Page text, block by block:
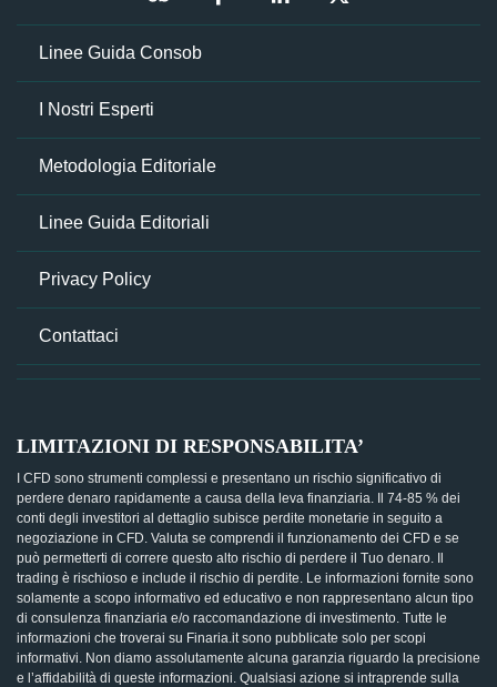
Linee Guida Consob
I Nostri Esperti
Metodologia Editoriale
Linee Guida Editoriali
Privacy Policy
Contattaci
LIMITAZIONI DI RESPONSABILITA’
I CFD sono strumenti complessi e presentano un rischio significativo di
perdere denaro rapidamente a causa della leva finanziaria. Il 74-85 % dei
conti degli investitori al dettaglio subisce perdite monetarie in seguito a
negoziazione in CFD. Valuta se comprendi il funzionamento dei CFD e se
può permetterti di correre questo alto rischio di perdere il Tuo denaro. Il
trading è rischioso e include il rischio di perdite. Le informazioni fornite sono
solamente a scopo informativo ed educativo e non rappresentano alcun tipo
di consulenza finanziaria e/o raccomandazione di investimento. Tutte le
informazioni che troverai su Finaria.it sono pubblicate solo per scopi
informativi. Non diamo assolutamente alcuna garanzia riguardo la precisione
e l’affidabilità di queste informazioni. Qualsiasi azione si intraprende sulla